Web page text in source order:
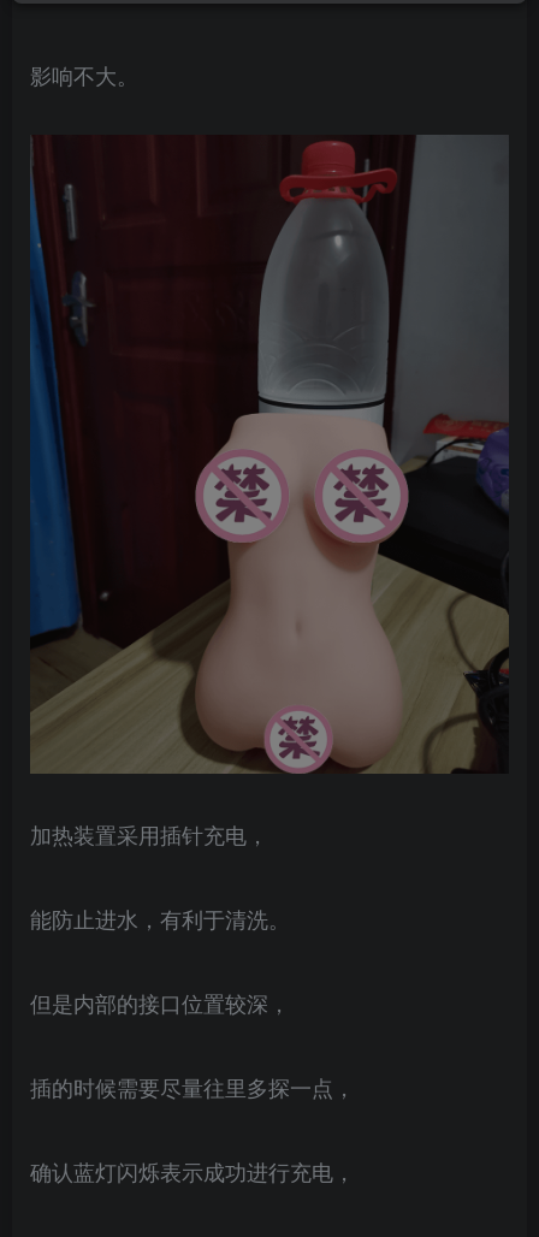
影响不大。
加热装置采用插针充电，
能防止进水，有利于清洗。
但是内部的接口位置较深，
插的时候需要尽量往里多探一点，
确认蓝灯闪烁表示成功进行充电，